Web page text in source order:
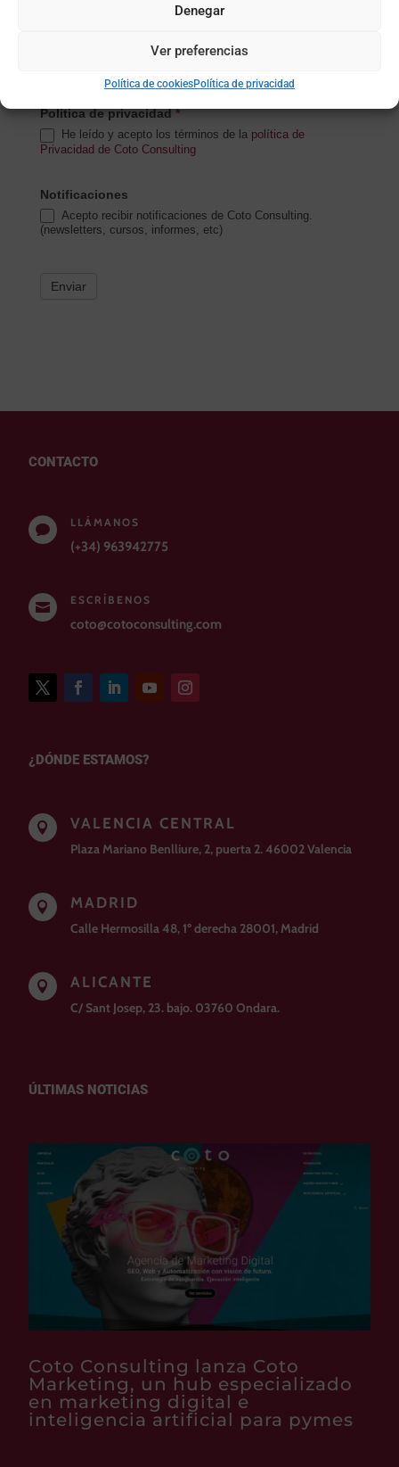
Denegar
Ver preferencias
Política de cookiesPolítica de privacidad
Política de privacidad*
He leído y acepto los términos de la política de
Privacidad de Coto Consulting
Notificaciones
Acepto recibir notificaciones de Coto Consulting.
(newsletters, cursos, informes, etc)
Enviar
CONTACTO

LLÁMANOS
(+34) 963942775

ESCRÍBENOS
coto@cotoconsulting.com
¿DÓNDE ESTAMOS?
 VALENCIA CENTRAL
Plaza Mariano Benlliure, 2, puerta 2. 46002 Valencia
 MADRID
Calle Hermosilla 48, 1º derecha 28001, Madrid
 ALICANTE
C/ Sant Josep, 23. bajo. 03760 Ondara.
ÚLTIMAS NOTICIAS
Coto Consulting lanza Coto
Marketing, un hub especializado
en marketing digital e
inteligencia artificial para pymes